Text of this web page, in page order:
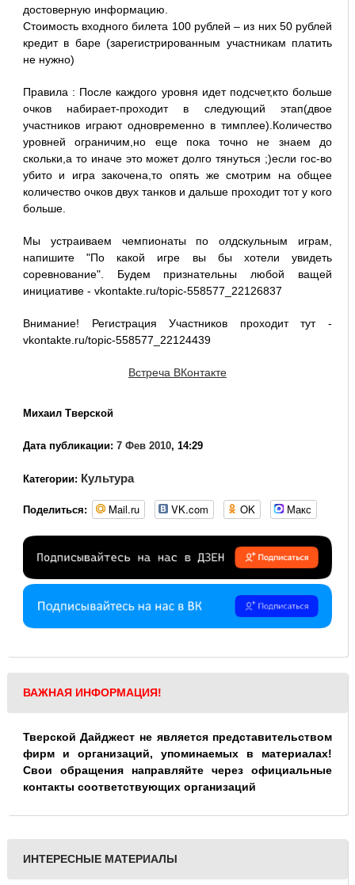
достоверную информацию.
Стоимость входного билета 100 рублей – из них 50 рублей
кредит в баре (зарегистрированным участникам платить
не нужно)
Правила : После каждого уровня идет подсчет,кто больше
очков набирает-проходит в следующий этап(двое
участников играют одновременно в тимплее).Количество
уровней ограничим,но еще пока точно не знаем до
скольки,а то иначе это может долго тянуться ;)если гос-во
убито и игра закочена,то опять же смотрим на общее
количество очков двух танков и дальше проходит тот у кого
больше.
Мы устраиваем чемпионаты по олдскульным играм,
напишите "По какой игре вы бы хотели увидеть
соревнование". Будем признательны любой ващей
инициативе - vkontakte.ru/topic-558577_22126837
Внимание! Регистрация Участников проходит тут -
vkontakte.ru/topic-558577_22124439
Встреча ВКонтакте
Михаил Тверской
Дата публикации: 7 Фев 2010, 14:29
Категории: Культура
Поделиться: Mail.ru VK.com OK Макс
ВАЖНАЯ ИНФОРМАЦИЯ!
Тверской Дайджест не является представительством
фирм и организаций, упоминаемых в материалах!
Свои обращения направляйте через официальные
контакты соответствующих организаций
ИНТЕРЕСНЫЕ МАТЕРИАЛЫ